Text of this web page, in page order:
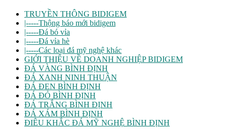
TRUYỀN THÔNG BIDIGEM
|-----Thộng báo mới bidigem
|-----Đá bó vỉa
|-----Đá vỉa hè
|-----Các loại đá mỹ nghệ khác
GIỚI THIỆU VỀ DOANH NGHIỆP BIDIGEM
ĐÁ VÀNG BÌNH ĐỊNH
ĐÁ XANH NINH THUẬN
ĐÁ ĐEN BÌNH ĐỊNH
ĐÁ ĐỎ BÌNH ĐỊNH
ĐÁ TRẮNG BÌNH ĐỊNH
ĐÁ XÁM BÌNH ĐỊNH
ĐIÊU KHẮC ĐÁ MỸ NGHỆ BÌNH ĐỊNH